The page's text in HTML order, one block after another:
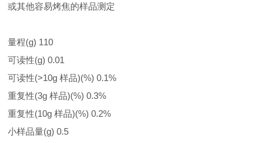
或其他容易烤焦的样品测定
量程(g) 110
可读性(g) 0.01
可读性(>10g 样品)(%) 0.1%
重复性(3g 样品)(%) 0.3%
重复性(10g 样品)(%) 0.2%
小样品量(g) 0.5